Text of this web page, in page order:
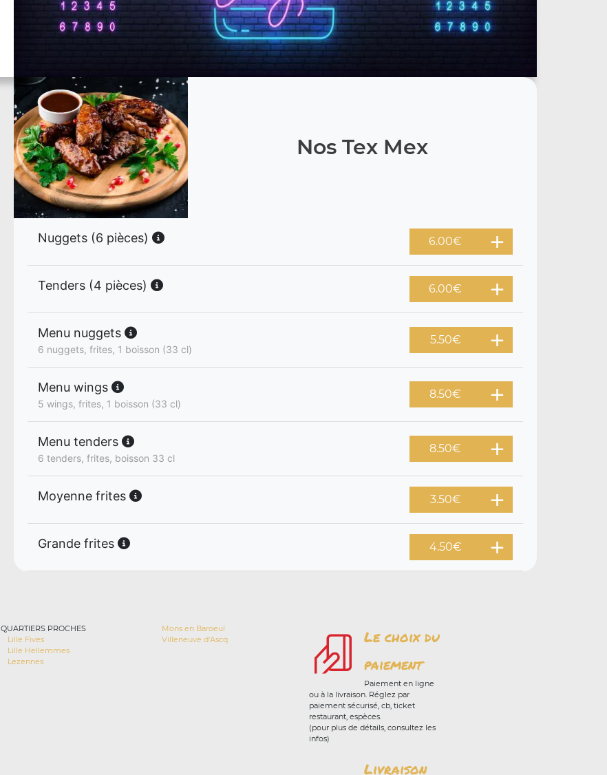
Nos Tex Mex
Nuggets (6 pièces) 6.00€
Tenders (4 pièces) 6.00€
Menu nuggets
6 nuggets, frites, 1 boisson (33 cl)
5.50€
Menu wings
5 wings, frites, 1 boisson (33 cl)
8.50€
Menu tenders
6 tenders, frites, boisson 33 cl
8.50€
Moyenne frites 3.50€
Grande frites 4.50€
QUARTIERS PROCHES
Lille Fives
Lille Hellemmes
Lezennes
Mons en Baroeul
Villeneuve d'Ascq
Le choix du
paiement
Paiement en ligne
ou à la livraison. Réglez par
paiement sécurisé, cb, ticket
restaurant, espèces.
(pour plus de détails, consultez les
infos)
Livraison